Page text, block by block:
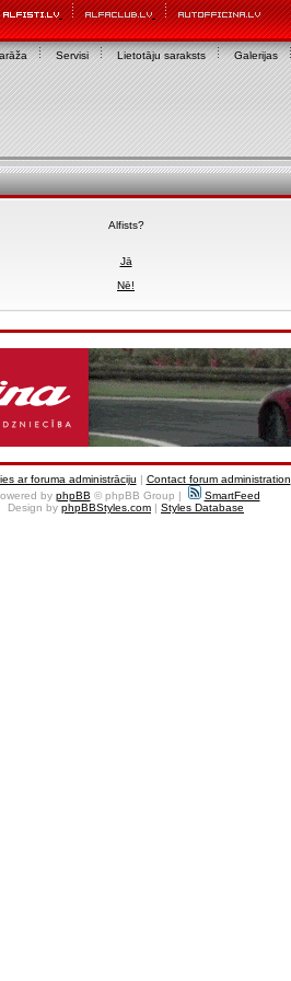
Servisi Lietotāju saraksts Galerijas
Alfists?
Jā
Nē!
ar foruma administrāciju | Contact forum administration
by phpBB © phpBB Group |
SmartFeed
Design by phpBBStyles.com | Styles Database